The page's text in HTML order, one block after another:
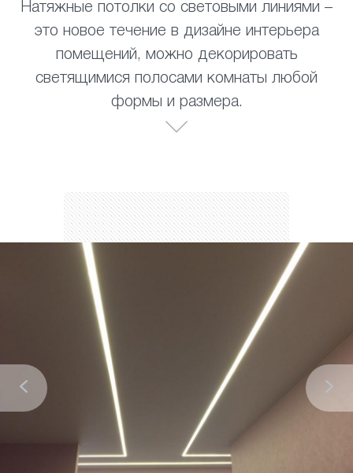
Натяжные потолки со световыми линиями –
это новое течение в дизайне интерьера
помещений, можно декорировать
светящимися полосами комнаты любой
формы и размера.